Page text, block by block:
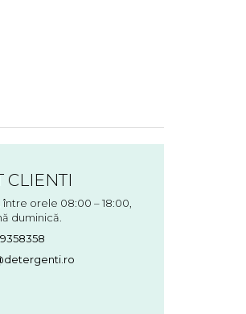
CLIENTI
orele 08:00 – 18:00,
duminică.